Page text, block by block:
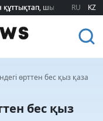
шығармашылық
шығармашылық
RU KZ
өрттен бес қыз қаза
бес қыз